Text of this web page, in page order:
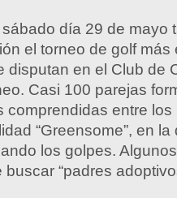
día 29 de mayo
el torneo de golf más
disputan en el Club de
Casi 100 parejas
comprendidas entre
“Greensome”, en
los golpes.
“padres